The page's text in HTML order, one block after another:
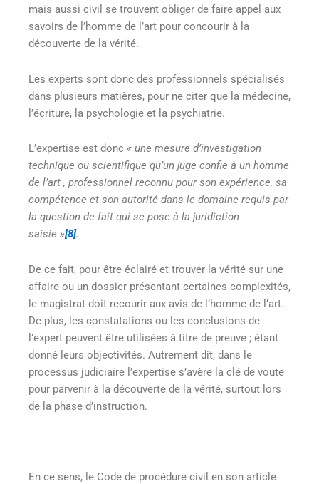
mais aussi civil se trouvent obliger de faire appel aux
savoirs de l’homme de l’art pour concourir à la
découverte de la vérité.
Les experts sont donc des professionnels spécialisés
dans plusieurs matières, pour ne citer que la médecine,
l’écriture, la psychologie et la psychiatrie.
L’expertise est donc « une mesure d’investigation
technique ou scientifique qu’un juge confie à un homme
de l’art , professionnel reconnu pour son expérience, sa
compétence et son autorité dans le domaine requis par
la question de fait qui se pose à la juridiction
saisie »[8].
De ce fait, pour être éclairé et trouver la vérité sur une
affaire ou un dossier présentant certaines complexités,
le magistrat doit recourir aux avis de l’homme de l’art.
De plus, les constatations ou les conclusions de
l’expert peuvent être utilisées à titre de preuve ; étant
donné leurs objectivités. Autrement dit, dans le
processus judiciaire l’expertise s’avère la clé de voute
pour parvenir à la découverte de la vérité, surtout lors
de la phase d’instruction.
En ce sens, le Code de procédure civil en son article